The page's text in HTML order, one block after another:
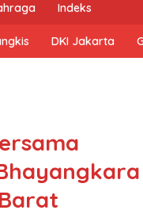
Indeks
DKI Jakarta